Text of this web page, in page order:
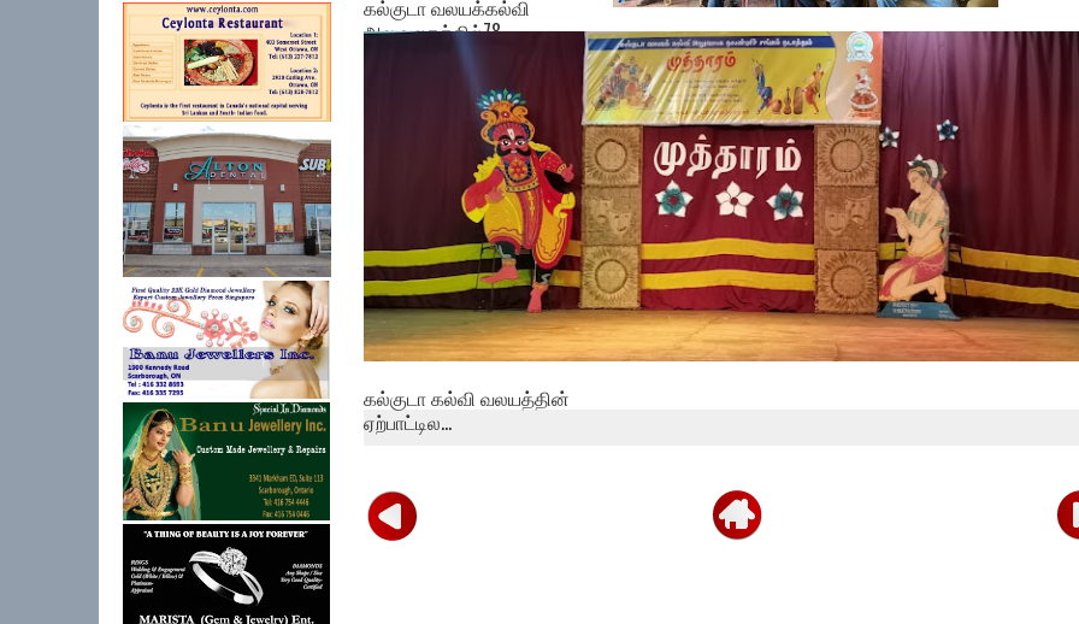
கல்குடா வலயக்கல்வி
அலுவலகத்தில்78 ...
ஓய்வூதியத்தை எதிர்பார்த்த
அபிவிருத...
கல்குடா கல்வி வலயத்தின்
ஏற்பாட்டில...